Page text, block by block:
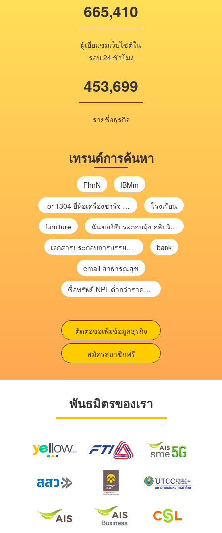
665,410
ผู้เยี่ยมชมเว็บไซต์ใน
รอบ 24 ชั่วโมง
453,699
รายชื่อธุรกิจ
เทรนด์การค้นหา
FhnN IBMm
-or-1304 ยี่ห้อเครื่องชาร์จ chargecore โรงเรียน
furniture ฉันขอวิธีประกอบมุ้ง คลิปวิดีโอ การประกอบมุ้ง
เอกสารประกอบการบรรยาย การประเมินความเสี่ยงเพื่อวางแผนการตรวจสอบ \ bank
email สาธารณสุข
ซื้อทรัพย์ NPL ต่ำกว่าราคาตลาด 30-70% แบบไม่ต้องไปประมูล”
ติดต่อขอเพิ่มข้อมูลธุรกิจ
สมัครสมาชิกฟรี
พันธมิตรของเรา